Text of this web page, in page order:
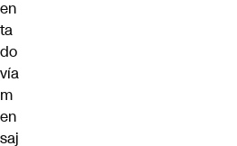
en
ta
do
vía
m
en
saj